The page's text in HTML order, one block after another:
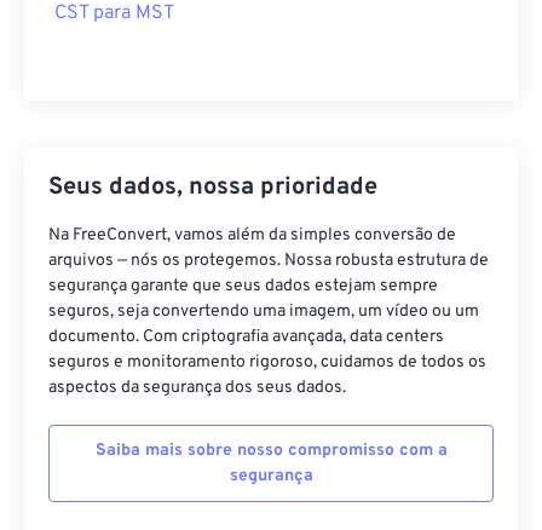
CST para MST
Seus dados, nossa prioridade
Na FreeConvert, vamos além da simples conversão de
arquivos — nós os protegemos. Nossa robusta estrutura de
segurança garante que seus dados estejam sempre
seguros, seja convertendo uma imagem, um vídeo ou um
documento. Com criptografia avançada, data centers
seguros e monitoramento rigoroso, cuidamos de todos os
aspectos da segurança dos seus dados.
Saiba mais sobre nosso compromisso com a
segurança